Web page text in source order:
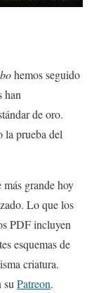
hemos seguido
han
de oro.
la prueba del
grande hoy
Lo que los
PDF incluyen
esquemas de
criatura.
suPatreon.